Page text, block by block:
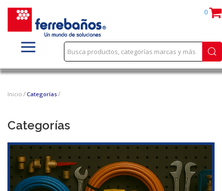
0
Inicio Categorías
Categorías